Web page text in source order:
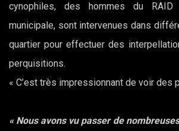
cynophiles, des hommes du
municipale, sont intervenues dans
quartier pour effectuer des
perquisitions.
« C’est très impressionnant de voir des
« Nous avons vu passer de